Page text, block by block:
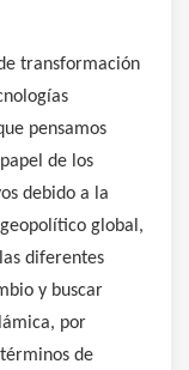
transformación
pensamos
de los
debido a la
global,
diferentes
y buscar
por
de